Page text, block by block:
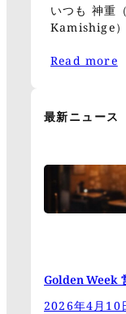
いつも 神重
Kamishige
Read more
最新ニュース
Golden Week
2026年4月10